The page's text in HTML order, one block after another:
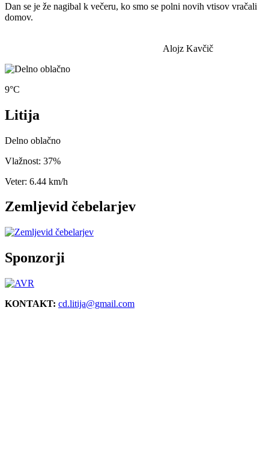
Dan se je že nagibal k večeru, ko smo se polni novih vtisov vračali
domov.
Alojz Kavčič
9°C
Litija
Delno oblačno
Vlažnost: 37%
Veter: 6.44 km/h
Zemljevid čebelarjev
Sponzorji
KONTAKT: cd.litija@gmail.com